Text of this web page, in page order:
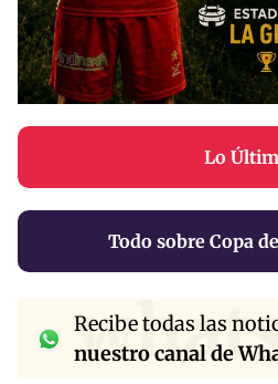
Lo
Todo sobre Copa
Recibe todas las
nuestro canal de